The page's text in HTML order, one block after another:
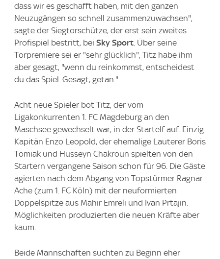
dass wir es geschafft haben, mit den ganzen
Neuzugängen so schnell zusammenzuwachsen",
sagte der Siegtorschütze, der erst sein zweites
Profispiel bestritt, bei Sky Sport . Über seine
Torpremiere sei er "sehr glücklich", Titz habe ihm
aber gesagt, "wenn du reinkommst, entscheidest
du das Spiel. Gesagt, getan."
Acht neue Spieler bot Titz, der vom
Ligakonkurrenten 1. FC Magdeburg an den
Maschsee gewechselt war, in der Startelf auf. Einzig
Kapitän Enzo Leopold, der ehemalige Lauterer Boris
Tomiak und Husseyn Chakroun spielten von den
Startern vergangene Saison schon für 96. Die Gäste
agierten nach dem Abgang von Topstürmer Ragnar
Ache (zum 1. FC Köln) mit der neuformierten
Doppelspitze aus Mahir Emreli und Ivan Prtajin.
Möglichkeiten produzierten die neuen Kräfte aber
kaum.
Beide Mannschaften suchten zu Beginn eher